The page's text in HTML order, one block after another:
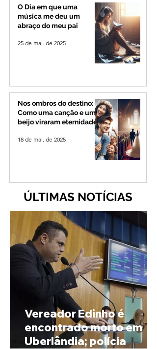
de 4 mil habitantes
O Dia em que uma
música me deu um
abraço do meu pai
25 de mai. de 2025
Nos ombros do destino:
Como uma canção e um
beijo viraram eternidade
18 de mai. de 2025
ÚLTIMAS NOTÍCIAS
Vereador Edinho é
encontrado morto em
Uberlândia; polícia